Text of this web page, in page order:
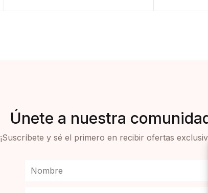
Únete a nuestra
¡Suscríbete y sé el primero en recibir ofertas